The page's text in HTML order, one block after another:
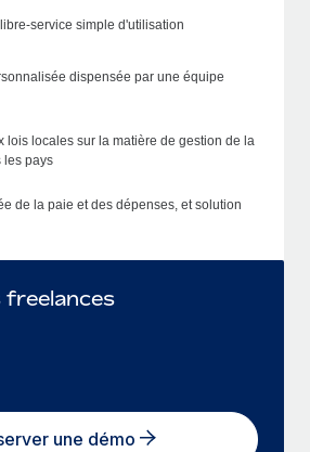
service simple d'utilisation
dispensée par une équipe
lois locales sur la matière de gestion de la
les pays
de la paie et des dépenses, et solution
freelances
une démo